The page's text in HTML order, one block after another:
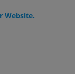
Website.